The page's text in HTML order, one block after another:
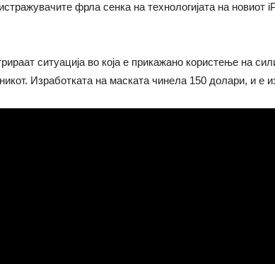
фрла сенка на технологијата на новиот
ситуација во која е прикажано користење на
Изработката на маската чинела 150 долари, и е